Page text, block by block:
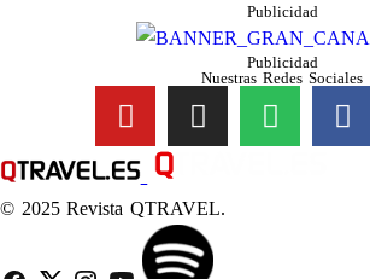
Publicidad
Publicidad
Nuestras Redes Sociales
© 2025 Revista QTRAVEL.